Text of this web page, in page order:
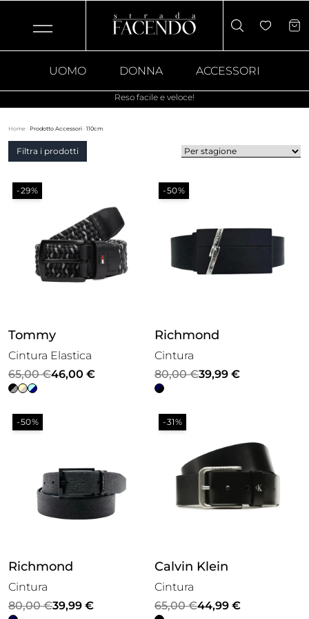
UOMO DONNA ACCESSORI
Reso facile e veloce!
Home · Prodotto Accessori · 110cm
Filtra i prodotti
-29%
Tommy
Cintura Elastica
65,00€
Il
prezzo
originale
era:
46,00 €
Il
prezzo
attuale
è:
-50%
Richmond
Cintura
80,00€
Il
prezzo
originale
era:
39,99 €
Il
prezzo
attuale
è:
-50%
Richmond
Cintura
80,00€
Il
39,99 €
Il
-31%
Calvin Klein
Cintura
65,00€
Il
44,99 €
Il